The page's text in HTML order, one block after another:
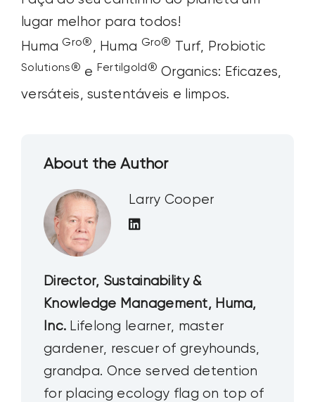
lugar melhor para todos!
Huma Gro®, Huma Gro® Turf, Probiotic
Solutions® e Fertilgold® Organics: Eficazes,
versáteis, sustentáveis e limpos.
About the Author
Larry Cooper
Director, Sustainability &
Knowledge Management, Huma,
Inc. Lifelong learner, master
gardener, rescuer of greyhounds,
grandpa. Once served detention
for placing ecology flag on top of